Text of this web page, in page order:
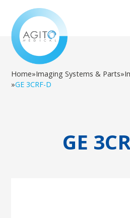
Home»Imaging Systems & Parts»
»GE 3CRF-D
GE